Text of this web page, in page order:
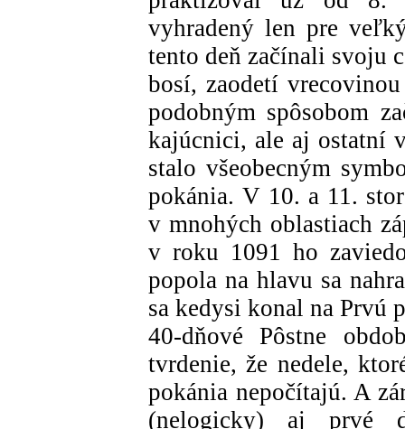
vyhradený len pre
tento deň začínali svoju
bosí, zaodetí
podobným spôsobom
kajúcnici, ale aj ostatní
stalo všeobecným
pokánia. V 10. a 11.
v mnohých oblastiach
v roku 1091 ho
popola na hlavu sa
sa kedysi konal na Prvú
40-dňové Pôstne
tvrdenie, že nedele,
pokánia nepočítajú. A
(nelogicky) aj prvé